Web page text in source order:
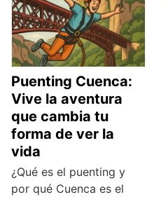
Puenting Cuenca:
Vive la aventura
que cambia tu
forma de ver la
vida
¿Qué es el puenting y
por qué Cuenca es el